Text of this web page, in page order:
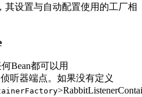
，其设置与自动配置使用的工厂相
Bean都可以用
听器端点。如果没有定义